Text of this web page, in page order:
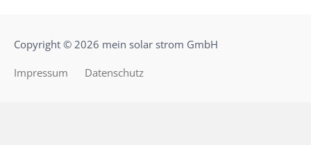
Copyright © 2026 mein solar strom GmbH
Impressum Datenschutz